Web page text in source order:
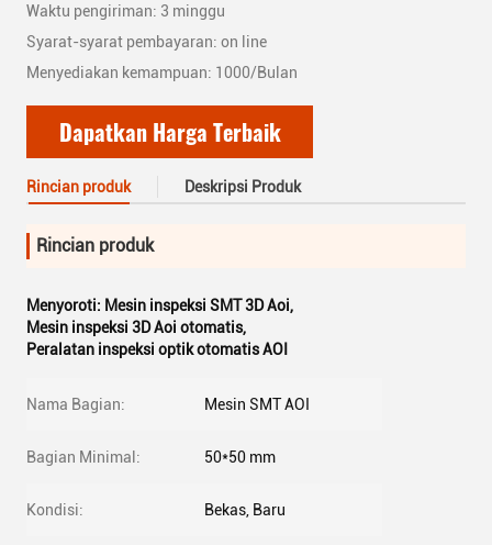
Waktu pengiriman: 3 minggu
Syarat-syarat pembayaran: on line
Menyediakan kemampuan: 1000/Bulan
Dapatkan Harga Terbaik
Rincian produk Deskripsi Produk
Rincian produk
Menyoroti: Mesin inspeksi SMT 3D Aoi,
Mesin inspeksi 3D Aoi otomatis,
Peralatan inspeksi optik otomatis AOI
Nama Bagian: Mesin SMT AOI
Bagian Minimal: 50*50 mm
Kondisi: Bekas, Baru